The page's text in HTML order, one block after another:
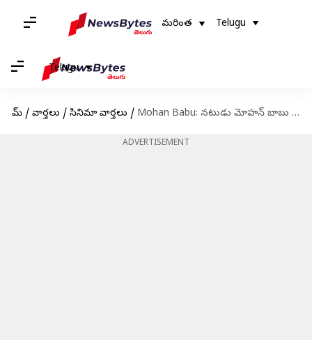
మరింత Telugu
Telugu
హోమ్ / వార్తలు / సినిమా వార్తలు / Mohan Babu: నటుడు మోహన్ బాబు ఇంట్లో రూ.10 లక్షలు మాయం
ADVERTISEMENT